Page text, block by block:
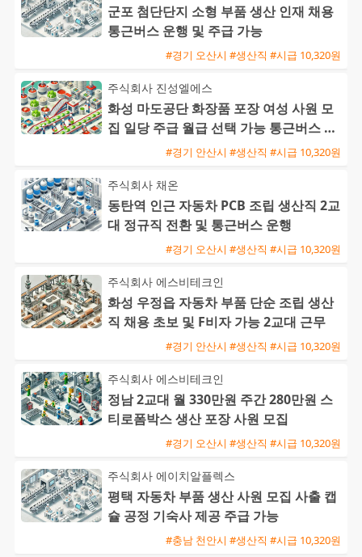
군포 첨단단지 소형 부품 생산 인재 채용
통근버스 운행 및 주급 가능
#경기 오산시 #생산직 #시급 10,320원
주식회사 진성엘에스
화성 마도공단 화장품 포장 여성 사원 모
집 일당 주급 월급 선택 가능 통근버스 운
#경기 안산시 #생산직 #시급 10,320원
주식회사 채온
동탄역 인근 자동차 PCB 조립 생산직 2교
대 정규직 전환 및 통근버스 운행
#경기 오산시 #생산직 #시급 10,320원
주식회사 에스비테크인
화성 우정읍 자동차 부품 단순 조립 생산
직 채용 초보 및 F비자 가능 2교대 근무
#경기 안산시 #생산직 #시급 10,320원
주식회사 에스비테크인
정남 2교대 월 330만원 주간 280만원 스
티로폼박스 생산 포장 사원 모집
#경기 오산시 #생산직 #시급 10,320원
주식회사 에이치알플렉스
평택 자동차 부품 생산 사원 모집 사출 캡
슐 공정 기숙사 제공 주급 가능
#충남 천안시 #생산직 #시급 10,320원